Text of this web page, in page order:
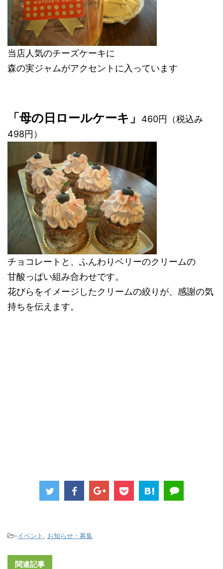
当店人気のチーズケーキに
森の実ジャムがアクセントに入っています
「母の日ロールケーキ」
460円（税込み
498円）
チョコレートと、ふんわりベリーのクリームの
甘酸っぱい組み合わせです。
花びらをイメージしたクリームの絞りが、感謝の気
持ちを伝えます。
-イベント , お知らせ・募集
関連記事